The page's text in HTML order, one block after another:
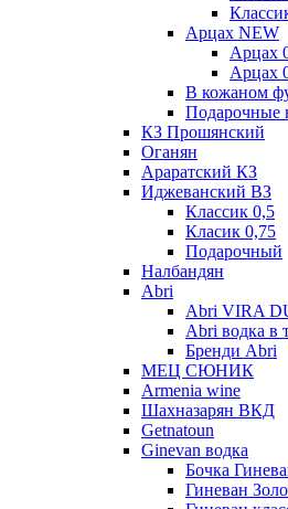
Арцах NEW
Арцах
Арцах
В кожаном
Подарочные
КЗ Прошянский
Оганян
Араратский КЗ
Иджеванский ВЗ
Классик 0,5
Класик 0,75
Подарочный
Налбандян
Abri
Abri VIRA
Abri водка в
Бренди Abri
МЕЦ СЮНИК
Armenia wine
Шахназарян ВКД
Getnatoun
Ginevan водка
Бочка
Гиневан